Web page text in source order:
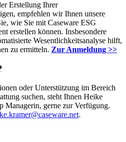
Erstellung Ihrer
empfehlen wir Ihnen unsere
wie Sie mit Caseware ESG
erstellen können. Insbesondere
Wesentlichkeitsanalyse hilft,
zu ermitteln. Zur Anmeldung >>
oder Unterstützung im Bereich
suchen, steht Ihnen Heike
Managerin, gerne zur Verfügung.
@caseware.net.